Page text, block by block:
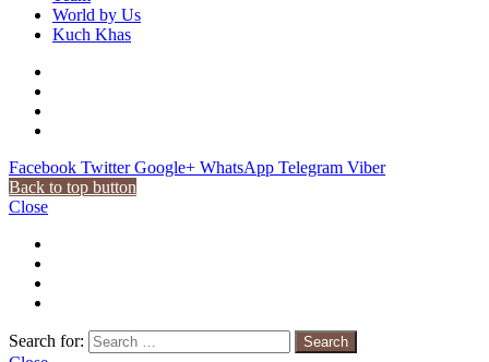
World by Us
Kuch Khas
Facebook Twitter Google+ WhatsApp Telegram Viber
Back to top button
Close
Search for: